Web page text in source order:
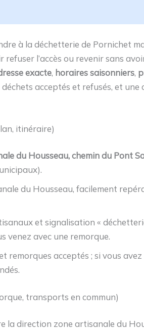
à la déchetterie de Pornichet
refuser l’accès ou revenir sans
exacte, horaires saisonniers,
déchets acceptés et refusés, et
itinéraire)
du Housseau, chemin du Pont
du Housseau, facilement
et signalisation «
venez avec une remorque.
remorques acceptés ; si vous
transports en commun)
la direction zone artisanale du